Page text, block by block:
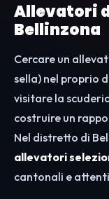
Allevatori
Bellinzona
Cercare un
sella) nel proprio
visitare la
costruire un
Nel distretto di
allevatori
cantonali e